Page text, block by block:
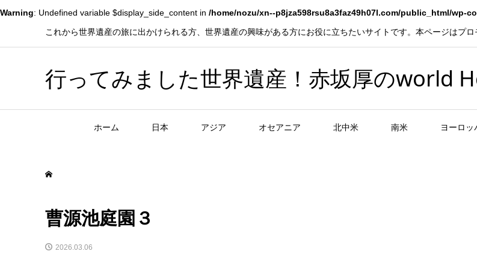
Warning: Undefined variable $display_side_content in /home/nozu/xn--p8jza598rsu8a3faz49h07l.com/public_html/wp-
これから世界遺産の旅に出かけられる方、世界遺産の興味がある方にお役に立ちたいサイトです。本ページはプロ
行ってみました世界遺産！赤坂厚のworld
ホーム 日本 アジア オセアニア 北中米 南米 ヨーロッ
曹源池庭園３
2026.03.06